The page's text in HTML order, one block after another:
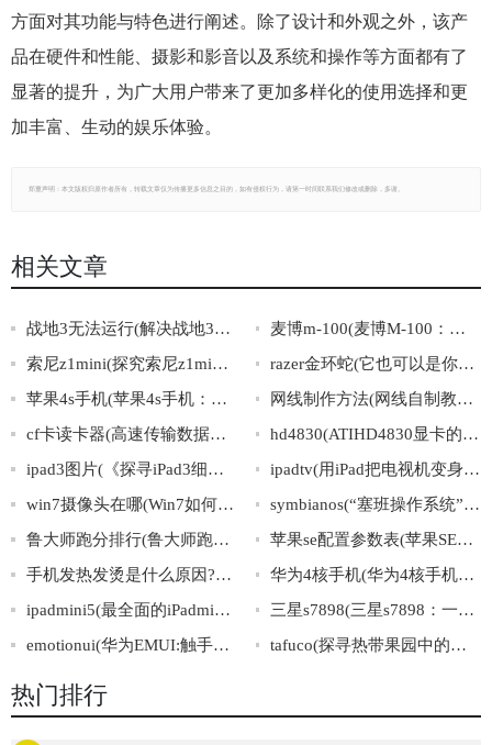
方面对其功能与特色进行阐述。除了设计和外观之外，该产
品在硬件和性能、摄影和影音以及系统和操作等方面都有了
显著的提升，为广大用户带来了更加多样化的使用选择和更
加丰富、生动的娱乐体验。
郑重声明：本文版权归原作者所有，转载文章仅为传播更多信息之目的，如有侵权行为，请第一时间联系我们修改或删除，多谢。
相关文章
战地3无法运行(解决战地3无法启动问题的有效方法)
麦博m-100(麦博M-100：领跑无线耳机市场的新冠军)
索尼z1mini(探究索尼z1mini的规格与优势)
razer金环蛇(它也可以是你的一份信仰：Razer金环蛇)
苹果4s手机(苹果4s手机：性能优越，多功能应用，值得信赖)
网线制作方法(网线自制教程：打造稳定高速的家庭网络)
cf卡读卡器(高速传输数据，又小又便携——CF卡读卡器)
hd4830(ATIHD4830显卡的参数、性能及评测分析)
ipad3图片(《探寻iPad3细节，多角度观看高清实拍图片》)
ipadtv(用iPad把电视机变身，畅享更大屏幕体验)
win7摄像头在哪(Win7如何查找并启用摄像头)
symbianos(“塞班操作系统”：电子科技界瑰宝)
鲁大师跑分排行(鲁大师跑分排行榜:测试全球智能手机性能排名)
苹果se配置参数表(苹果SE详细配置参数大全分享)
手机发热发烫是什么原因?怎么解决呢?(手机发热解决方法，省电省心安心！)
华为4核手机(华为4核手机——轻盈快速畅享流畅体验)
ipadmini5(最全面的iPadmini5购买指南，附详细参数、性能对比、使用体验分享！)
三星s7898(三星s7898：一款性价比超高的智能手机推荐)
emotionui(华为EMUI:触手可及的情感体验)
tafuco(探寻热带果园中的神秘水果“Tafuco”)
热门排行